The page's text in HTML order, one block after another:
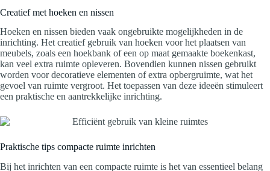
Creatief met hoeken en nissen
Hoeken en nissen bieden vaak ongebruikte mogelijkheden in de
inrichting. Het creatief gebruik van hoeken voor het plaatsen van
meubels, zoals een hoekbank of een op maat gemaakte boekenkast,
kan veel extra ruimte opleveren. Bovendien kunnen nissen gebruikt
worden voor decoratieve elementen of extra opbergruimte, wat het
gevoel van ruimte vergroot. Het toepassen van deze ideeën stimuleert
een praktische en aantrekkelijke inrichting.
Praktische tips compacte ruimte inrichten
Bij het inrichten van een compacte ruimte is het van essentieel belang